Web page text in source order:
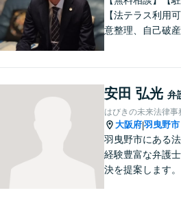
【法テラス利用
意整理、自己破
ています。 どん
みでも、まずは
談ください。
安田 弘光 弁
はびきの未来法律事
大阪府|羽曳野市
羽曳野市にある法
経験豊富な弁護
決を提案します。